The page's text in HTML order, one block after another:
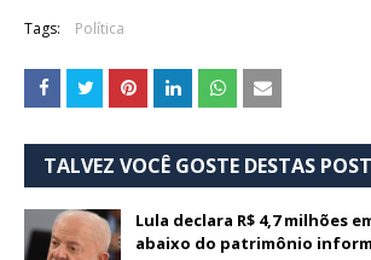
Tags: Política
TALVEZ VOCÊ GOSTE DESTAS
Lula declara R$ 4,7 milhões
abaixo do patrimônio